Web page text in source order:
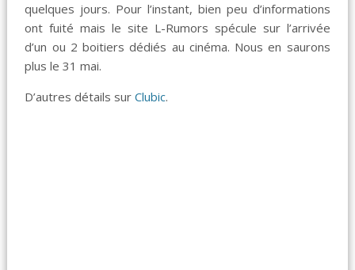
quelques jours. Pour l’instant, bien peu d’informations
ont fuité mais le site L-Rumors spécule sur l’arrivée
d’un ou 2 boitiers dédiés au cinéma. Nous en saurons
plus le 31 mai.
D’autres détails surClubic.